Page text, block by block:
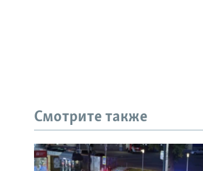
Смотрите также